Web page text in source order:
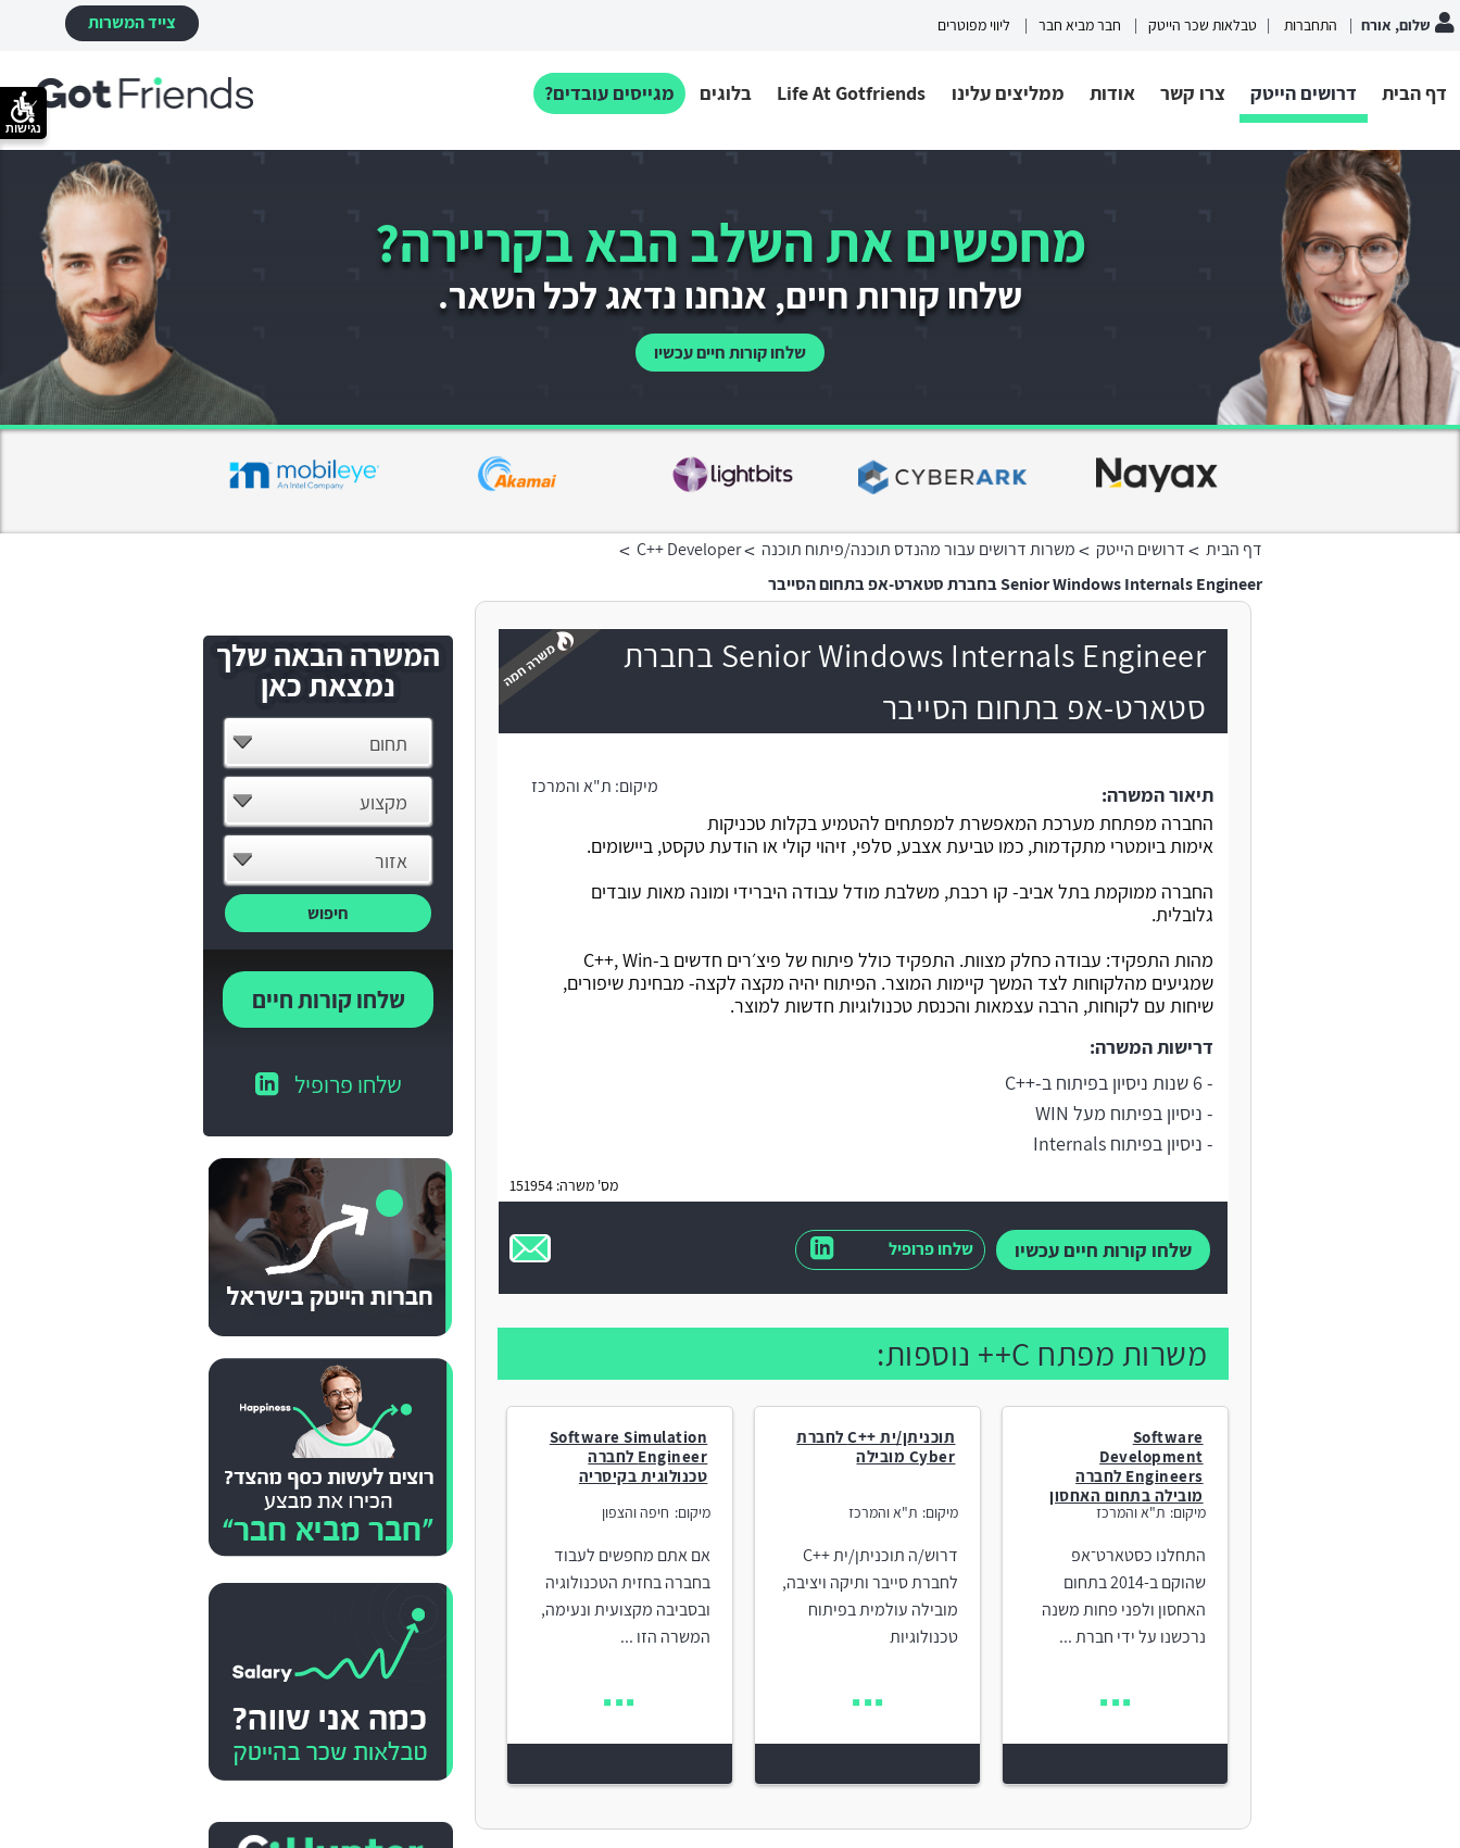
שלום, אורח התחברות טבלאות שכר הייטק חבר מביא חבר ליווי מפוטרים צייד המשרות
דף הבית דרושים הייטק צרו קשר אודות ממליצים עלינו Life At Gotfriends בלוגים מגייסים עובדים?
מחפשים את השלב הבא בקריירה?
שלחו קורות חיים, אנחנו נדאג לכל השאר.
שלחו קורות חיים עכשיו
דף הבית >דרושים הייטק >משרות דרושים עבור מהנדס תוכנה/פיתוח תוכנה >
C++ Developer
>
Senior Windows Internals Engineer בחברת סטארט-אפ בתחום הסייבר
Senior Windows Internals Engineer בחברת
סטארט-אפ בתחום הסייבר
מיקום: ת"א והמרכז
תיאור המשרה:
החברה מפתחת מערכת המאפשרת למפתחים להטמיע בקלות טכניקות
אימות ביומטרי מתקדמות, כמו טביעת אצבע, סלפי, זיהוי קולי או הודעת טקסט, ביישומים.
החברה ממוקמת בתל אביב- קו רכבת, משלבת מודל עבודה היברידי ומונה מאות עובדים
גלובלית.
מהות התפקיד: עבודה כחלק מצוות. התפקיד כולל פיתוח של פיצ׳רים חדשים ב-C++, Win
שמגיעים מהלקוחות לצד המשך קיימות המוצר. הפיתוח יהיה מקצה לקצה- מבחינת שיפורים,
שיחות עם לקוחות, הרבה עצמאות והכנסת טכנולוגיות חדשות למוצר.
דרישות המשרה:
- 6 שנות ניסיון בפיתוח ב-++C
- ניסיון בפיתוח מעל WIN
- ניסיון בפיתוח Internals
מס' משרה: 151954
שלחו קורות חיים עכשיו שלחו פרופיל
משרות מפתח C++ נוספות:
Software
Development
Engineers לחברה
מובילה בתחום האחסון
מיקום: ת"א והמרכז
התחלנו כסטארט־אפ
שהוקם ב-2014 בתחום
האחסון ולפני פחות משנה
נרכשנו על ידי חברת ...
תוכניתן/ית ++C לחברת
Cyber מובילה
מיקום: ת"א והמרכז
דרוש/ה תוכניתן/ית ++C
לחברת סייבר ותיקה ויציבה,
מובילה עולמית בפיתוח
טכנולוגיות
Software Simulation
Engineer לחברה
טכנולוגית בקיסריה
מיקום: חיפה והצפון
אם אתם מחפשים לעבוד
בחברה בחזית הטכנולוגיה
ובסביבה מקצועית ונעימה,
המשרה הזו ...
המשרה הבאה שלך
נמצאת כאן
תחום
מקצוע
אזור
חיפוש
שלחו קורות חיים
שלחו פרופיל
נגישות